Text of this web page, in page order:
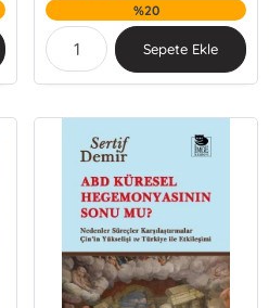
%20
Sepete Ekle